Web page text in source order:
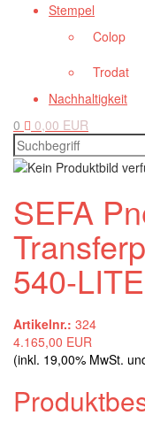
Stempel
Colop
Trodat
Nachhaltigkeit
0
0,00 EUR
SEFA
540-LITE
Artikelnr.: 324
4.165,00 EUR
(inkl. 19,00% MwSt.